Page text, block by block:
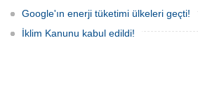
Google'ın enerji tüketimi ülkeleri geçti!
İklim Kanunu kabul edildi!